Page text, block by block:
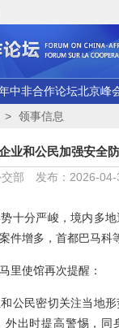
中非合作论坛北京峰
> 领事信息
业和公民加强安全
交部 发布：2026-04-
十分严峻，境内多
件增多，首都巴马科
里使馆再次提醒：
公民密切关注当地
外出时提高警惕，同